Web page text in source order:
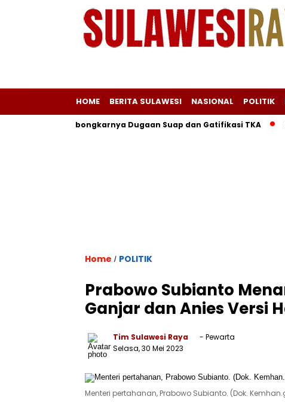
HOME BERITA SULAWESI NASIONAL POLITIK
Awal Terbongkarnya Dugaan Suap dan Gatifikasi TKA
Home / POLITIK
Prabowo Subianto
Ganjar dan Anies Versi
Tim Sulawesi Raya
- Pewarta
Selasa, 30 Mei 2023
Menteri pertahanan, Prabowo Subianto. (Dok.